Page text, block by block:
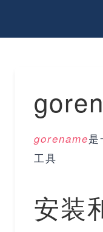
gorename
工具
安装